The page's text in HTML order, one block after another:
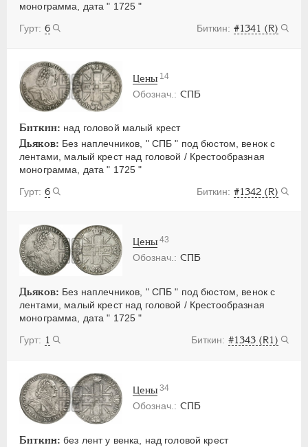
монограмма, дата " 1725 "
6
#1341 (R)
СПБ
Биткин: над головой малый крест
Дьяков: Без наплечников, " СПБ " под бюстом, венок с
лентами, малый крест над головой / Крестообразная
монограмма, дата " 1725 "
6
#1342 (R)
Цены 14
СПБ
Дьяков: Без наплечников, " СПБ " под бюстом, венок с
лентами, малый крест над головой / Крестообразная
монограмма, дата " 1725 "
1
#1343 (R1)
Цены 43
СПБ
Биткин: без лент у венка, над головой крест
Цены 34